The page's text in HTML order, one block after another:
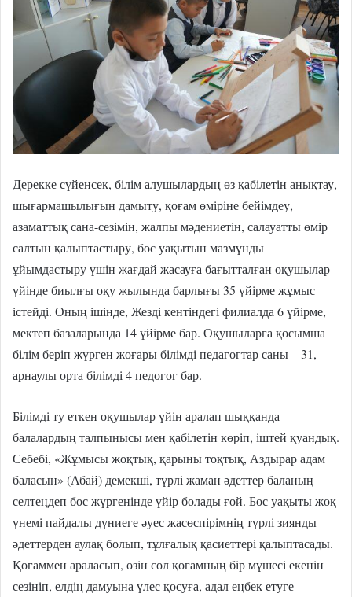
Дерекке сүйенсек, білім алушылардың өз қабілетін анықтау,
шығармашылығын дамыту, қоғам өміріне бейімдеу,
азаматтық сана-сезімін, жалпы мәдениетін, салауатты өмір
салтын қалыптастыру, бос уақытын мазмұнды
ұйымдастыру үшін жағдай жасауға бағытталған оқушылар
үйінде биылғы оқу жылында барлығы 35 үйірме жұмыс
істейді. Оның ішінде, Жезді кентіндегі филиалда 6 үйірме,
мектеп базаларында 14 үйірме бар. Оқушыларға қосымша
білім беріп жүрген жоғары білімді педагогтар саны – 31,
арнаулы орта білімді 4 педогог бар.
Білімді ту еткен оқушылар үйін аралап шыққанда
балалардың талпынысы мен қабілетін көріп, іштей қуандық.
Себебі, «Жұмысы жоқтық, қарыны тоқтық, Аздырар адам
баласын» (Абай) демекші, түрлі жаман әдеттер баланың
селтеңдеп бос жүргенінде үйір болады ғой. Бос уақыты жоқ
үнемі пайдалы дүниеге әуес жасөспірімнің түрлі зиянды
әдеттерден аулақболып, тұлғалық қасиеттері қалыптасады.
Қоғаммен араласып, өзін сол қоғамның бір мүшесі екенін
сезініп, елдің дамуына үлес қосуға, адал еңбек етуге